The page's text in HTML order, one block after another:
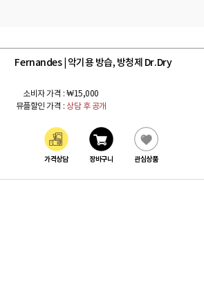
Fernandes 악기용 방습, 방청제 Dr.Dry
소비자 가격 : ₩15,000
뮤플할인 가격 : 상담 후 공개
가격상담 장바구니 관심상품